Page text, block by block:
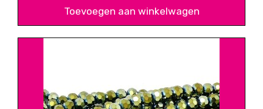
Toevoegen aan winkelwagen